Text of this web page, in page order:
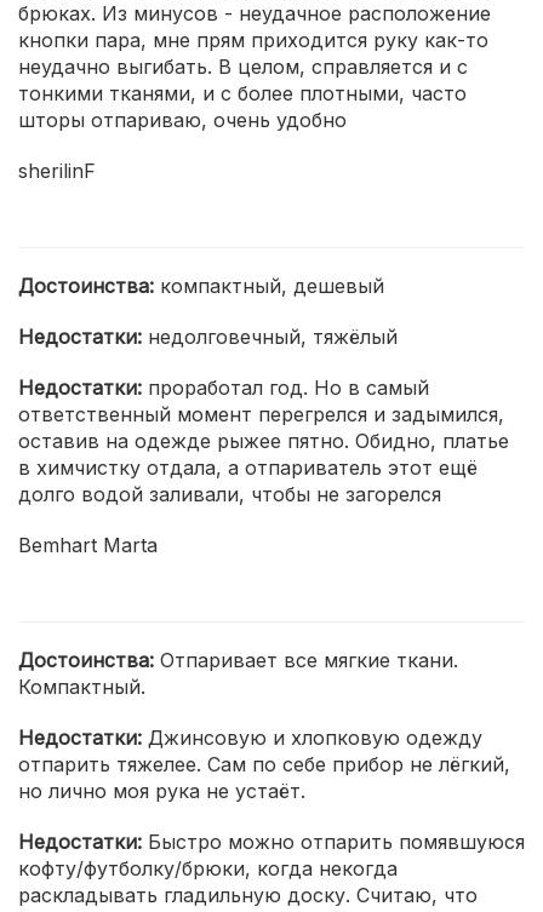
брюках. Из минусов - неудачное расположение
кнопки пара, мне прям приходится руку как-то
неудачно выгибать. В целом, справляется и с
тонкими тканями, и с более плотными, часто
шторы отпариваю, очень удобно
sherilinF
Достоинства: компактный, дешевый
Недостатки: недолговечный, тяжёлый
Недостатки: проработал год. Но в самый
ответственный момент перегрелся и задымился,
оставив на одежде рыжее пятно. Обидно, платье
в химчистку отдала, а отпариватель этот ещё
долго водой заливали, чтобы не загорелся
Bemhart Marta
Достоинства: Отпаривает все мягкие ткани.
Компактный.
Недостатки: Джинсовую и хлопковую одежду
отпарить тяжелее. Сам по себе прибор не лёгкий,
но лично моя рука не устаёт.
Недостатки: Быстро можно отпарить помявшуюся
кофту/футболку/брюки, когда некогда
раскладывать гладильную доску. Считаю, что